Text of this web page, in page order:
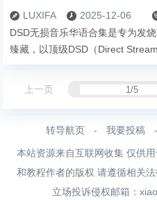
 LUXIFA  2025-12-06
DSD无损音乐华语合集是专为发
臻藏，以顶级DSD（Direct
上一页
转导航页 - 我要投稿 -
本站资源来自互联网收集 仅供
和教程作者的版权 请遵循相关
立场投诉侵权邮箱：